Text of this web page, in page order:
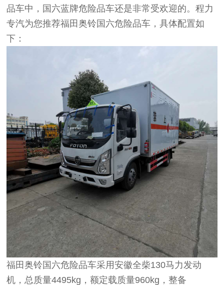
品车中，国六蓝牌危险品车还是非常受欢迎的。程力
专汽为您推荐福田奥铃国六危险品车，具体配置如
下：
福田奥铃国六危险品车采用安徽全柴130马力发动
机，总质量4495kg，额定载质量960kg，整备